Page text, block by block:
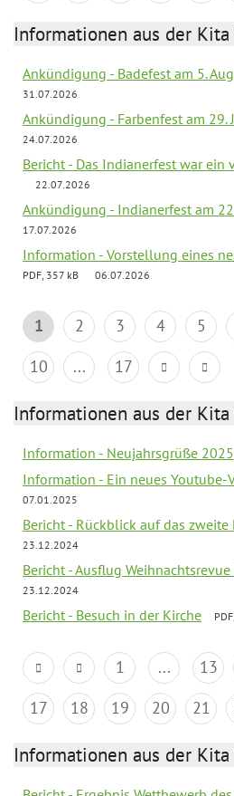
Informationen aus der Kita
Ankündigung - Badefest am 5.
31.07.2026
Ankündigung - Farbenfest am 29.
24.07.2026
Bericht - Das Indianerfest war ein
22.07.2026
Ankündigung - Indianerfest am
17.07.2026
Information - Vorstellung eines
PDF, 357 kB 06.07.2026
1 2 3 4 5
10
... 17
Informationen aus der Kita
Information - Neujahrsgrüße 2025
Information - Ein neues Youtube-
07.01.2025
Bericht - Rückblick auf das
23.12.2024
Bericht - Ausflug
23.12.2024
Bericht - Besuch in der Kirche
1 ... 13
17
18 19 20 21
Informationen aus der Kita